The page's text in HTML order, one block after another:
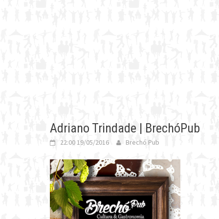
Adriano Trindade | BrechóPub
22:00 19/05/2016 Brechó Pub